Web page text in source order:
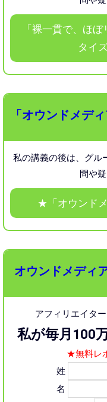
「裸一貫で、ほ
タイ
「オウンドメデ
私の講義の後は、グル
問や
★「オウンド
オウンドメディ
アフィリエイタ
私が毎月100
★無料レ
姓
名